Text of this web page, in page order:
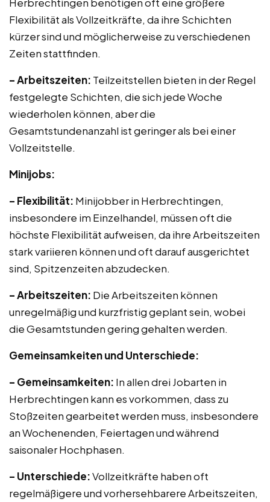
Flexibilität als Vollzeitkräfte, da ihre Schichten
kürzer sind und möglicherweise zu verschiedenen
Zeiten stattfinden.
– Arbeitszeiten: Teilzeitstellen bieten in der Regel
festgelegte Schichten, die sich jede Woche
wiederholen können, aber die
Gesamtstundenanzahl ist geringer als bei einer
Vollzeitstelle.
Minijobs:
– Flexibilität: Minijobber in Herbrechtingen,
insbesondere im Einzelhandel, müssen oft die
höchste Flexibilität aufweisen, da ihre Arbeitszeiten
stark variieren können und oft darauf ausgerichtet
sind, Spitzenzeiten abzudecken.
– Arbeitszeiten: Die Arbeitszeiten können
unregelmäßig und kurzfristig geplant sein, wobei
die Gesamtstunden gering gehalten werden.
Gemeinsamkeiten und Unterschiede:
– Gemeinsamkeiten: In allen drei Jobarten in
Herbrechtingen kann es vorkommen, dass zu
Stoßzeiten gearbeitet werden muss, insbesondere
an Wochenenden, Feiertagen und während
saisonaler Hochphasen.
– Unterschiede:Vollzeitkräfte haben oft
regelmäßigere und vorhersehbarere Arbeitszeiten,